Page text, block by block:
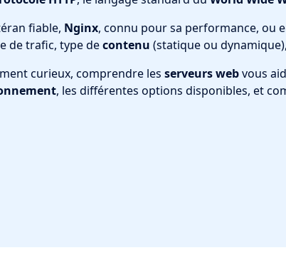
fiable, Nginx, connu pour sa performance, ou
de trafic, type decontenu (statique ou
curieux, comprendre les serveurs webvous
, les différentes options disponibles, et